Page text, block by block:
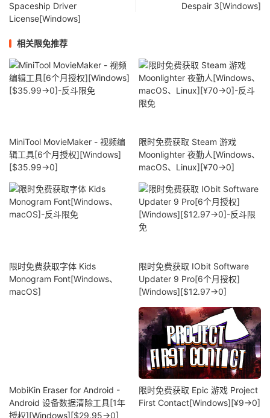
Spaceship Driver
License[Windows]
Despair 3[Windows]
相关限免推荐
MiniTool MovieMaker - 视频编
辑工具[6个月授权][Windows]
[$35.99→0]
限时免费获取 Steam 游戏
Moonlighter 夜勤人[Windows、
macOS、Linux][¥70→0]
限时免费获取字体 Kids
Monogram Font[Windows、
macOS]
限时免费获取 IObit Software
Updater 9 Pro[6个月授权]
[Windows][$12.97→0]
MobiKin Eraser for Android -
Android 设备数据清除工具[1年
授权][Windows][$29.95→0]
限时免费获取 Epic 游戏 Project
First Contact[Windows][¥9→0]